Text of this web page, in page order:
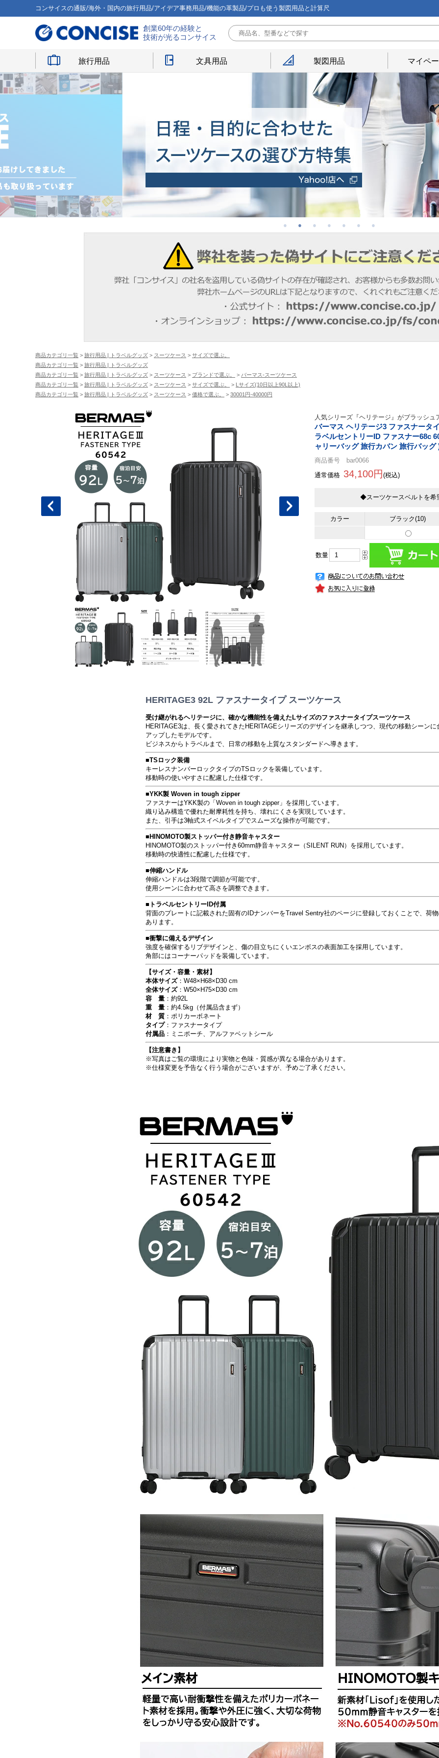
コンサイスの通販/海外・国内の旅行用品/アイデア事務用品/機能の革製品/プロも使う製図用品と計算尺
創業60年の経験と
技術が光るコンサイス
旅行用品 文具用品 製図用品 マイペ
商品カテゴリ一覧 > 旅行用品 | トラベルグッズ > スーツケース > サイズで選ぶ。
商品カテゴリ一覧 > 旅行用品 | トラベルグッズ
商品カテゴリ一覧 > 旅行用品 | トラベルグッズ > スーツケース > ブランドで選ぶ。 > バーマス-スーツケース
商品カテゴリ一覧 > 旅行用品 | トラベルグッズ > スーツケース > サイズで選ぶ。 > Lサイズ(10日以上90L以上)
商品カテゴリ一覧 > 旅行用品 | トラベルグッズ > スーツケース > 価格で選ぶ。 > 30001円-40000円
人気シリーズ『ヘリテージ』がブラッシュ
バーマス ヘリテージ3 ファスナータ
ラベルセントリーID ファスナー68c
ャリーバッグ 旅行カバン 旅行バッグ
商品番号 bar0066
通常価格 34,100円 (税込)
◆スーツケースベルトを
カラー ブラック(10)
数量
HERITAGE3 92L ファスナータイプ スーツケース
受け継がれるヘリテージに、確かな機能性を備えたLサイズのファスナータイプスーツケース
HERITAGE3は、長く愛されてきたHERITAGEシリーズのデザインを継承しつつ、現代の移動シーンに
アップしたモデルです。
ビジネスからトラベルまで、日常の移動を上質なスタンダードへ導きます。
■TSロック装備
キーレスナンバーロックタイプのTSロックを装備しています。
移動時の使いやすさに配慮した仕様です。
■YKK製 Woven in tough zipper
ファスナーはYKK製の「Woven in tough zipper」を採用しています。
織り込み構造で優れた耐摩耗性を持ち、壊れにくさを実現しています。
また、引手は3軸式スイベルタイプでスムーズな操作が可能です。
■HINOMOTO製ストッパー付き静音キャスター
HINOMOTO製のストッパー付き60mm静音キャスター（SILENT RUN）を採用しています。
移動時の快適性に配慮した仕様です。
■伸縮ハンドル
伸縮ハンドルは3段階で調節が可能です。
使用シーンに合わせて高さを調整できます。
■トラベルセントリーID付属
背面のプレートに記載された固有のIDナンバーをTravel Sentry社のページに登録しておくことで、荷
あります。
■衝撃に備えるデザイン
強度を確保するリブデザインと、傷の目立ちにくいエンボスの表面加工を採用しています。
角部にはコーナーパッドを装備しています。
【サイズ・容量・素材】
本体サイズ：W48×H68×D30 cm
全体サイズ：W50×H75×D30 cm
容 量 ：約92L
重 量 ：約4.5kg（付属品含まず）
材 質 ：ポリカーボネート
タイプ：ファスナータイプ
付属品 ：ミニポーチ、アルファベットシール
【注意書き】
※写真はご覧の環境により実物と色味・質感が異なる場合があります。
※仕様変更を予告なく行う場合がございますが、予めご了承ください。